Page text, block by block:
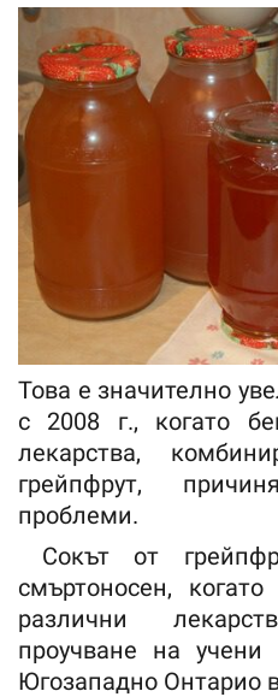
Това е значително
с 2008 г., когато
лекарства,
грейпфрут,
проблеми.
Сокът от
смъртоносен,
различни
проучване на учени
Югозападно Онтарио